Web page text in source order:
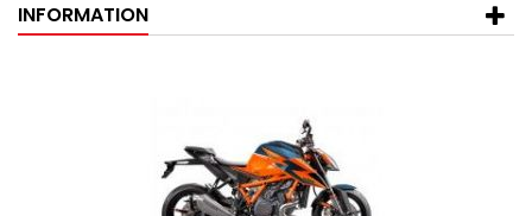
INFORMATION